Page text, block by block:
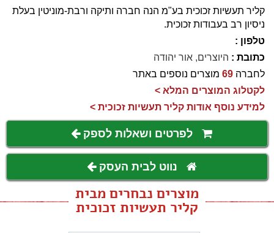
קליר תעשיות זכוכית בע"מ הנה חברה ותיקה ורבת-מוניטין בעלת
ניסיון רב בעבודות זכוכית.
טלפון :
כתובת : היוצרים, אור יהודה
לחברה 69 מוצרים נוספים באתר
לקטלוג המוצרים המלא >
למידע נוסף אודות קליר תעשיות זכוכית >
לפרטים ושאלות לספק
נווט לבית העסק
מוצרים נבחרים מבית
קליר תעשיות זכוכית